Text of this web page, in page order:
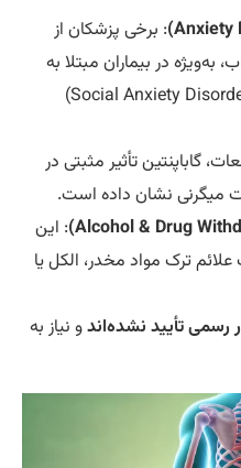
: برخی پزشکان از
در بیماران مبتلا به
اختلال اضطراب اجتماعی (Social Anxiety Disorder)
تأثیر مثبتی در
نشان داده است.
: این
ترک مواد مخدر، الکل یا
تأیید نشده‌اندو نیاز به